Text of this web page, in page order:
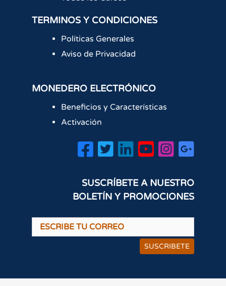
TERMINOS Y CONDICIONES
Políticas Generales
Aviso de Privacidad
MONEDERO ELECTRÓNICO
Beneficios y Características
Activación
SUSCRÍBETE A NUESTRO
BOLETÍN Y PROMOCIONES
SUSCRIBETE